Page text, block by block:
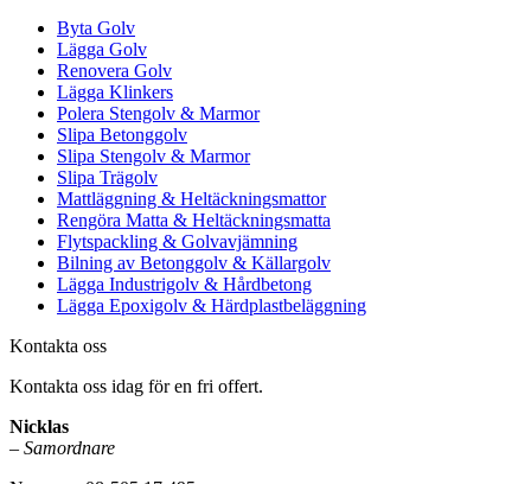
Byta Golv
Lägga Golv
Renovera Golv
Lägga Klinkers
Polera Stengolv & Marmor
Slipa Betonggolv
Slipa Stengolv & Marmor
Slipa Trägolv
Mattläggning & Heltäckningsmattor
Rengöra Matta & Heltäckningsmatta
Flytspackling & Golvavjämning
Bilning av Betonggolv & Källargolv
Lägga Industrigolv & Hårdbetong
Lägga Epoxigolv & Härdplastbeläggning
Kontakta oss
Kontakta oss idag för en fri offert.
Nicklas
– Samordnare